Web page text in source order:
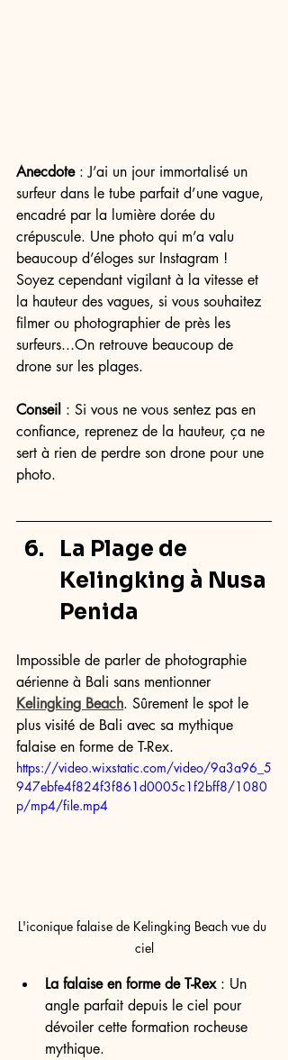
Anecdote : J’ai un jour immortalisé un
surfeur dans le tube parfait d’une vague,
encadré par la lumière dorée du
crépuscule. Une photo qui m’a valu
beaucoup d’éloges sur Instagram !
Soyez cependant vigilant à la vitesse et
la hauteur des vagues, si vous souhaitez
filmer ou photographier de près les
surfeurs...On retrouve beaucoup de
drone sur les plages.
Conseil : Si vous ne vous sentez pas en
confiance, reprenez de la hauteur, ça ne
sert à rien de perdre son drone pour une
photo.
La Plage de
Kelingking à Nusa
Penida
Impossible de parler de photographie
aérienne à Bali sans mentionner
Kelingking Beach. Sûrement le spot le
plus visité de Bali avec sa mythique
falaise en forme de T-Rex.
https://video.wixstatic.com/video/9a3a96_5
947ebfe4f824f3f861d0005c1f2bff8/1080
p/mp4/file.mp4
L'iconique falaise de Kelingking Beach vue du
ciel
La falaise en forme de T-Rex : Un
angle parfait depuis le ciel pour
dévoiler cette formation rocheuse
mythique.